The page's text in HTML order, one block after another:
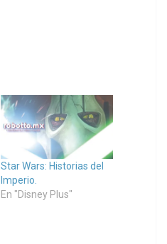
Star Wars: Historias del
Imperio.
En "Disney Plus"